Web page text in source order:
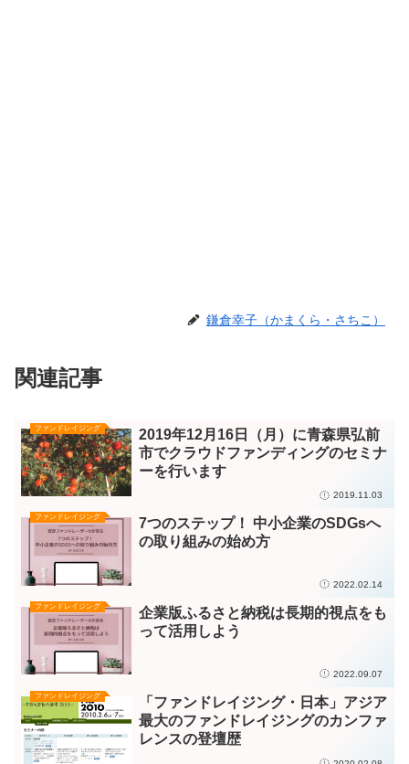
鎌倉幸子（かまくら・さちこ）
関連記事
ファンドレイジング
2019年12月16日（月）に青森県弘前
市でクラウドファンディングのセミナ
ーを行います
2019.11.03
ファンドレイジング
7つのステップ！ 中小企業のSDGsへ
の取り組みの始め方
2022.02.14
ファンドレイジング
企業版ふるさと納税は長期的視点をも
って活用しよう
2022.09.07
ファンドレイジング
「ファンドレイジング・日本」アジア
最大のファンドレイジングのカンファ
レンスの登壇歴